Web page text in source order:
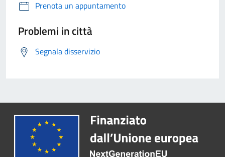
Prenota un appuntamento
Problemi in città
Segnala disservizio